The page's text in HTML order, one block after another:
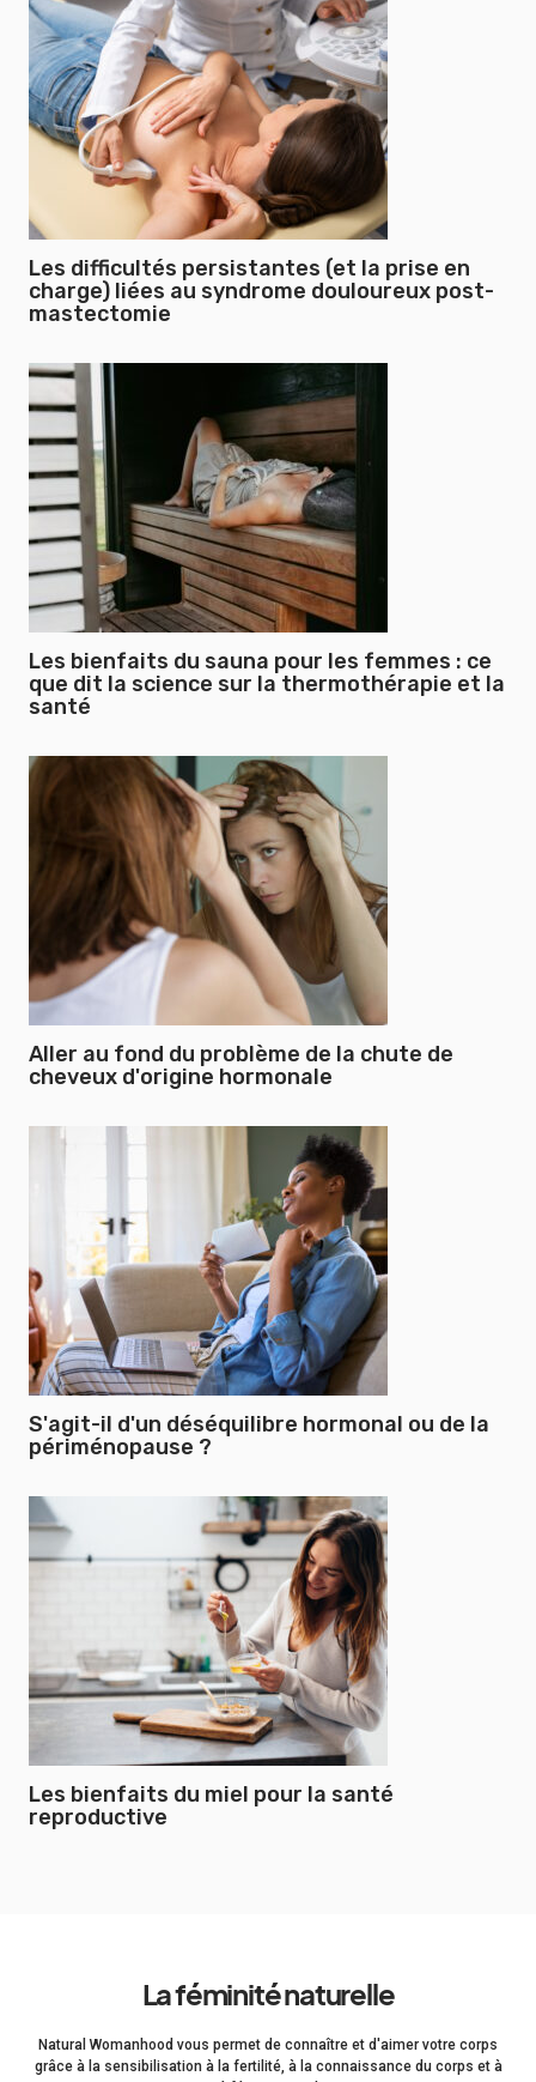
Les difficultés persistantes (et la prise en
charge) liées au syndrome douloureux post-
mastectomie
Les bienfaits du sauna pour les femmes : ce
que dit la science sur la thermothérapie et la
santé
Aller au fond du problème de la chute de
cheveux d'origine hormonale
S'agit-il d'un déséquilibre hormonal ou de la
périménopause ?
Les bienfaits du miel pour la santé
reproductive
La féminité naturelle
Natural Womanhood vous permet de connaître et d'aimer votre corps
grâce à la sensibilisation à la fertilité, à la connaissance du corps et à